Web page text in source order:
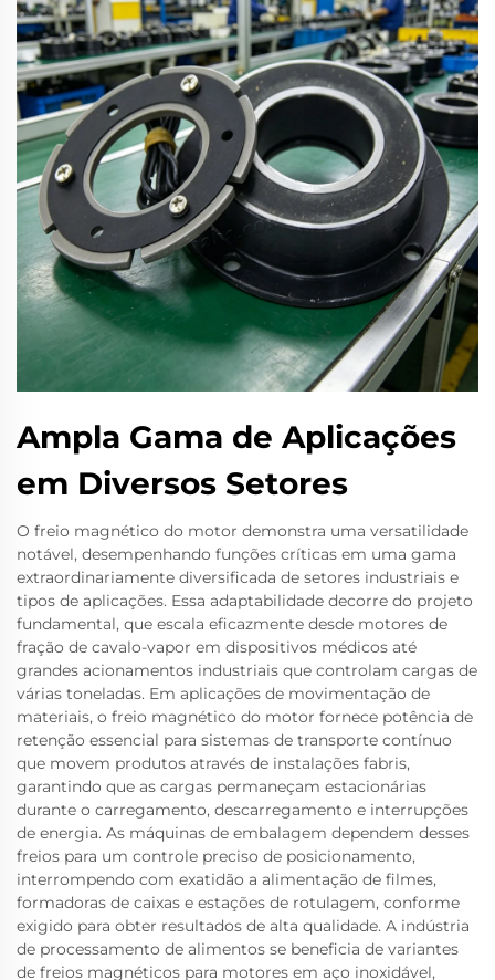
Ampla Gama de Aplicações
em Diversos Setores
O freio magnético do motor demonstra uma versatilidade
notável, desempenhando funções críticas em uma gama
extraordinariamente diversificada de setores industriais e
tipos de aplicações. Essa adaptabilidade decorre do projeto
fundamental, que escala eficazmente desde motores de
fração de cavalo-vapor em dispositivos médicos até
grandes acionamentos industriais que controlam cargas de
várias toneladas. Em aplicações de movimentação de
materiais, o freio magnético do motor fornece potência de
retenção essencial para sistemas de transporte contínuo
que movem produtos através de instalações fabris,
garantindo que as cargas permaneçam estacionárias
durante o carregamento, descarregamento e interrupções
de energia. As máquinas de embalagem dependem desses
freios para um controle preciso de posicionamento,
interrompendo com exatidão a alimentação de filmes,
formadoras de caixas e estações de rotulagem, conforme
exigido para obter resultados de alta qualidade. A indústria
de processamento de alimentos se beneficia de variantes
de freios magnéticos para motores em aço inoxidável,